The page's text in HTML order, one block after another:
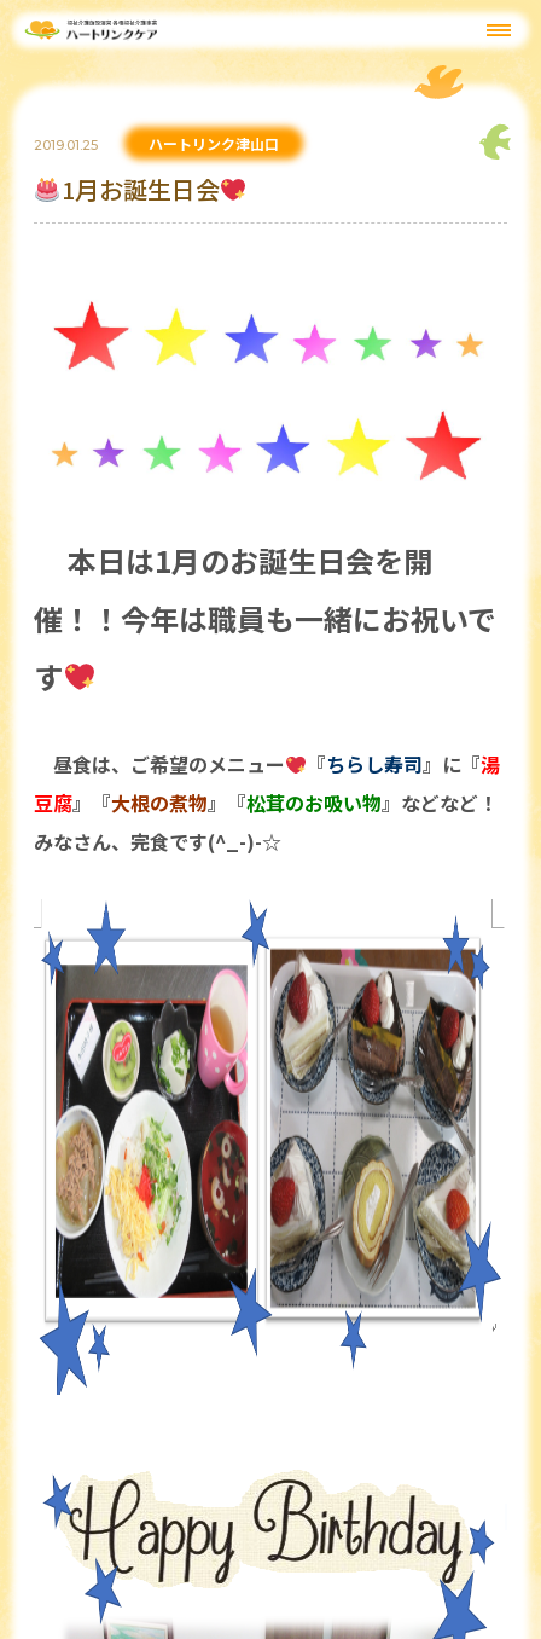
2019.01.25 ハートリンク津山口
1月お誕生日会
本日は1月のお誕生日会を開
催！！今年は職員も一緒にお祝いで
す
昼食は、ご希望のメニュー 『ちらし寿司』に『湯
豆腐』『大根の煮物』『松茸のお吸い物』などなど！
みなさん、完食です(^_-)-☆